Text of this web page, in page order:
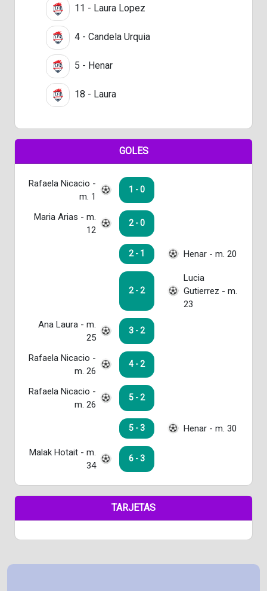
11 - Laura Lopez
4 - Candela Urquia
5 - Henar
18 - Laura
GOLES
Rafaela Nicacio -
m. 1
1 - 0
Maria Arias - m.
12
2 - 0
2 - 1 Henar - m. 20
2 - 2
Lucia
Gutierrez - m.
23
Ana Laura - m.
25
3 - 2
Rafaela Nicacio -
m. 26
4 - 2
Rafaela Nicacio -
m. 26
5 - 2
5 - 3 Henar - m. 30
Malak Hotait - m.
34
6 - 3
TARJETAS